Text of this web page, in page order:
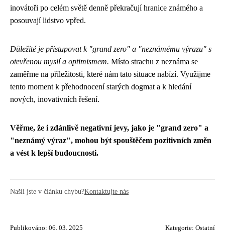
inovátoři po celém světě denně překračují hranice známého a
posouvají lidstvo vpřed.
Důležité je přistupovat k "grand zero" a "neznámému výrazu" s
otevřenou myslí a optimismem. Místo strachu z neznáma se
zaměřme na příležitosti, které nám tato situace nabízí. Využijme
tento moment k přehodnocení starých dogmat a k hledání
nových, inovativních řešení.
Věřme, že i zdánlivě negativní jevy, jako je "grand zero" a
"neznámý výraz", mohou být spouštěčem pozitivních změn
a vést k lepší budoucnosti.
Našli jste v článku chybu?Kontaktujte nás
Publikováno: 06. 03. 2025 Kategorie: Ostatní